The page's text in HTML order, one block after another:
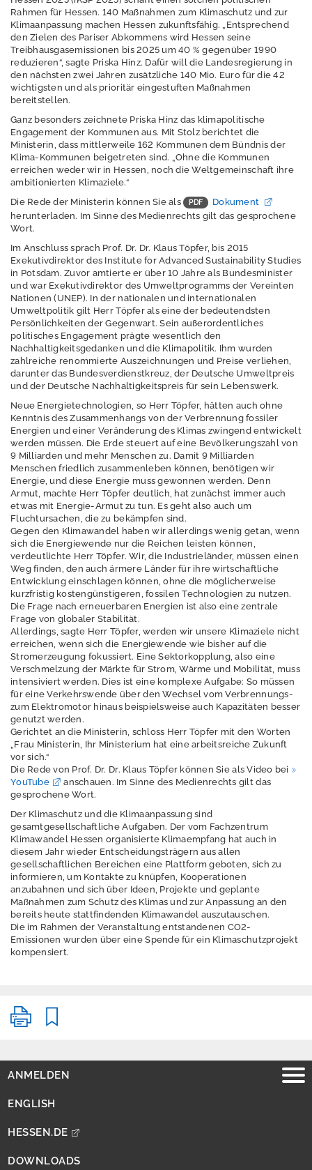
Anpassung an den
Klimawandel
Handlungshilfen
Projekte
Über uns
Lärm
Luft
Nachhaltigkeit /
Indikatoren
Naturschutz -
Zentrum für
Artenvielfalt
und
Kreislaufwirtschaft,
Abfall
Strahlenschutz
Wasser
Windenergie
M
e
s
s
w
e
rt
e
P
u
b
li
k
a
ti
o
n
e
n
Ü
b
e
u
n
s
P
s
s
Rahmen für Hessen. 140 Maßnahmen zum Klimaschutz und zur
Klimaanpassung machen Hessen zukunftsfähig. „Entsprechend
den Zielen des Pariser Abkommens wird Hessen seine
Treibhausgasemissionen bis 2025 um 40 % gegenüber 1990
reduzieren“, sagte Priska Hinz. Dafür will die Landesregierung in
den nächsten zwei Jahren zusätzliche 140 Mio. Euro für die 42
wichtigsten und als prioritär eingestuften Maßnahmen
bereitstellen.
Ganz besonders zeichnete Priska Hinz das klimapolitische
Engagement der Kommunen aus. Mit Stolz berichtet die
Ministerin, dass mittlerweile 162 Kommunen dem Bündnis der
Klima-Kommunen beigetreten sind. „Ohne die Kommunen
erreichen weder wir in Hessen, noch die Weltgemeinschaft ihre
ambitionierten Klimaziele.“
Die Rede der Ministerin können Sie als
Dokument
herunterladen. Im Sinne des Medienrechts gilt das gesprochene
Wort.
Im Anschluss sprach Prof. Dr. Dr. Klaus Töpfer, bis 2015
Exekutivdirektor des Institute for Advanced Sustainability Studies
in Potsdam. Zuvor amtierte er über 10 Jahre als Bundesminister
und war Exekutivdirektor des Umweltprogramms der Vereinten
Nationen (UNEP). In der nationalen und internationalen
Umweltpolitik gilt Herr Töpfer als eine der bedeutendsten
Persönlichkeiten der Gegenwart. Sein außerordentliches
politisches Engagement prägte wesentlich den
Nachhaltigkeitsgedanken und die Klimapolitik. Ihm wurden
zahlreiche renommierte Auszeichnungen und Preise verliehen,
darunter das Bundesverdienstkreuz, der Deutsche Umweltpreis
und der Deutsche Nachhaltigkeitspreis für sein Lebenswerk.
Neue Energietechnologien, so Herr Töpfer, hätten auch ohne
Kenntnis des Zusammenhangs von der Verbrennung fossiler
Energien und einer Veränderung des Klimas zwingend entwickelt
werden müssen. Die Erde steuert auf eine Bevölkerungszahl von
9 Milliarden und mehr Menschen zu. Damit 9 Milliarden
Menschen friedlich zusammenleben können, benötigen wir
Energie, und diese Energie muss gewonnen werden. Denn
Armut, machte Herr Töpfer deutlich, hat zunächst immer auch
etwas mit Energie-Armut zu tun. Es geht also auch um
Fluchtursachen, die zu bekämpfen sind.
Gegen den Klimawandel haben wir allerdings wenig getan, wenn
sich die Energiewende nur die Reichen leisten können,
verdeutlichte Herr Töpfer. Wir, die Industrieländer, müssen einen
Weg finden, den auch ärmere Länder für ihre wirtschaftliche
Entwicklung einschlagen können, ohne die möglicherweise
kurzfristig kostengünstigeren, fossilen Technologien zu nutzen.
Die Frage nach erneuerbaren Energien ist also eine zentrale
Frage von globaler Stabilität.
Allerdings, sagte Herr Töpfer, werden wir unsere Klimaziele nicht
erreichen, wenn sich die Energiewende wie bisher auf die
Stromerzeugung fokussiert. Eine Sektorkopplung, also eine
Verschmelzung der Märkte für Strom, Wärme und Mobilität, muss
intensiviert werden. Dies ist eine komplexe Aufgabe: So müssen
für eine Verkehrswende über den Wechsel vom Verbrennungs-
zum Elektromotor hinaus beispielsweise auch Kapazitäten besser
genutzt werden.
Gerichtet an die Ministerin, schloss Herr Töpfer mit den Worten
„Frau Ministerin, Ihr Ministerium hat eine arbeitsreiche Zukunft
vor sich.“
Die Rede von Prof. Dr. Dr. Klaus Töpfer können Sie als Video bei
YouTube
anschauen. Im Sinne des Medienrechts gilt das
gesprochene Wort.
Der Klimaschutz und die Klimaanpassung sind
gesamtgesellschaftliche Aufgaben. Der vom Fachzentrum
Klimawandel Hessen organisierte Klimaempfang hat auch in
diesem Jahr wieder Entscheidungsträgern aus allen
gesellschaftlichen Bereichen eine Plattform geboten, sich zu
informieren, um Kontakte zu knüpfen, Kooperationen
anzubahnen und sich über Ideen, Projekte und geplante
Maßnahmen zum Schutz des Klimas und zur Anpassung an den
bereits heute stattfindenden Klimawandel auszutauschen.
Die im Rahmen der Veranstaltung entstandenen CO2-
Emissionen wurden über eine Spende für ein Klimaschutzprojekt
kompensiert.
ANMELDEN
ENGLISH
HESSEN.DE
DOWNLOADS